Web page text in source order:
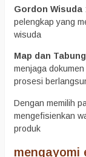
Gordon Wisuda
pelengkap yang
wisuda
Map dan
menjaga
prosesi
Dengan memilih
mengefisienkan
produk
mengayomi